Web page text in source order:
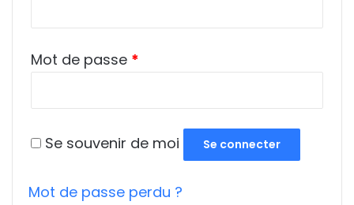
Mot de passe *
Se souvenir de moi Se connecter
Mot de passe perdu ?